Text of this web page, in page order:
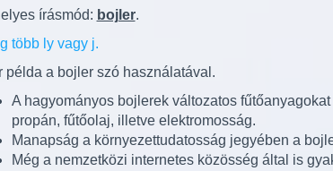
írásmód: bojler.
több ly vagy j.
példa a bojler szó használatával.
A hagyományos bojlerek változatos
propán, fűtőolaj, illetve elektromosság.
Manapság a környezettudatosság jegyében a
Még a nemzetközi internetes közösség által is